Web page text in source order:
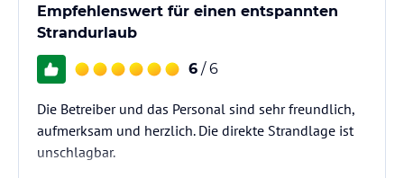
Empfehlenswert für einen entspannten
Strandurlaub
6 / 6
Die Betreiber und das Personal sind sehr freundlich,
aufmerksam und herzlich. Die direkte Strandlage ist
unschlagbar.